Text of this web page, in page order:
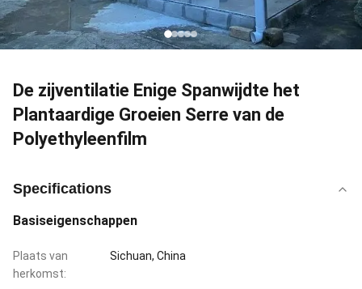
De zijventilatie Enige Spanwijdte het
Plantaardige Groeien Serre van de
Polyethyleenfilm
Specifications
Basiseigenschappen
Plaats van
herkomst:
Sichuan, China